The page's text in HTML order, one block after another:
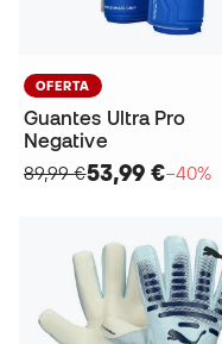
OFERTA
Guantes Ultra Pro
Negative
89,99 €53,99 €−40%